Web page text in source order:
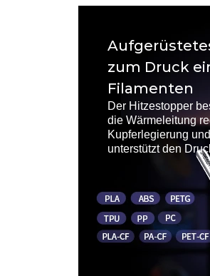
zum Druck
Filamenten
Der Hitzestopper
die Wärmeleitung
Kupferlegierung
unterstützt den